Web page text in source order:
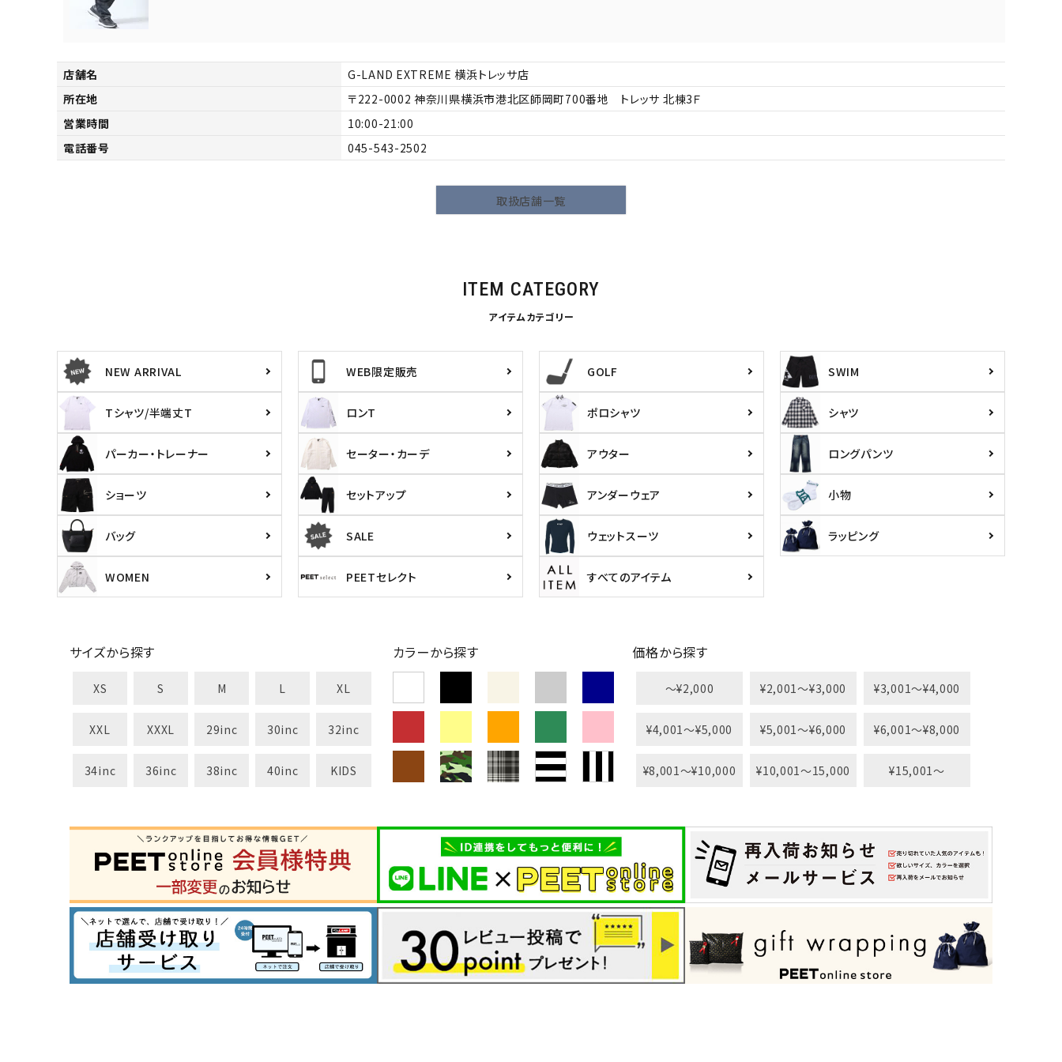
サイズ
カラー
店舗名
G-LAND EXTREME 横浜トレッサ店
所在地
222-0002 神奈川県横浜市港北区師岡町700番地 トレッサ 北棟3Ｆ
営業時間
10:00-21:00
電話番号
045-543-2502
取扱店舗一覧
ITEM CATEGORY
アイテムカテゴリー
NEW ARRIVAL WEB限定販売 GOLF SWIM
Tシャツ/半端丈T ロンT ポロシャツ シャツ
パーカー・トレーナー セーター・カーデ アウター ロングパンツ
ショーツ セットアップ アンダーウェア 小物
バッグ SALE ウェットスーツ ラッピング
WOMEN PEETセレクト すべてのアイテム
サイズから探す
XS S M L XL
XXL XXXL 29inc 30inc 32inc
34inc 36inc 38inc 40inc KIDS
カラーから探す 価格から探す
〜¥2,000 ¥2,001〜¥3,000 ¥3,001〜¥4,000
¥4,001〜¥5,000 ¥5,001〜¥6,000 ¥6,001〜¥8,000
¥8,001〜¥10,000 ¥10,001〜15,000 ¥15,001〜